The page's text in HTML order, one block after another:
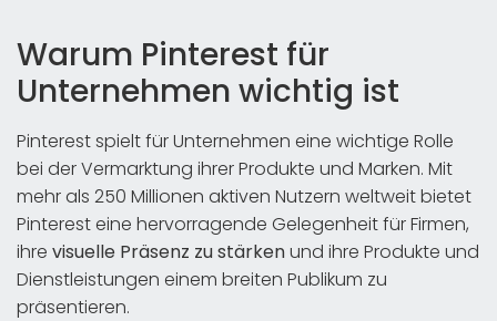
Warum Pinterest für
Unternehmen wichtig ist
Pinterest spielt für Unternehmen eine wichtige Rolle
bei der Vermarktung ihrer Produkte und Marken. Mit
mehr als 250 Millionen aktiven Nutzern weltweit bietet
Pinterest eine hervorragende Gelegenheit für Firmen,
ihre visuelle Präsenz zu stärkenund ihre Produkte und
Dienstleistungen einem breiten Publikum zu
präsentieren.